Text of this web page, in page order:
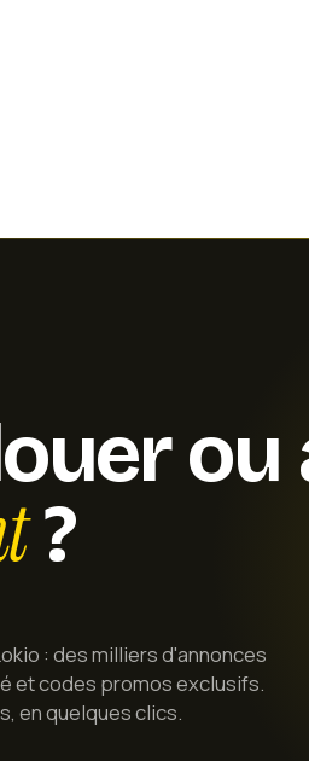
ou
?
: des milliers d'annonces
et codes promos exclusifs.
en quelques clics.